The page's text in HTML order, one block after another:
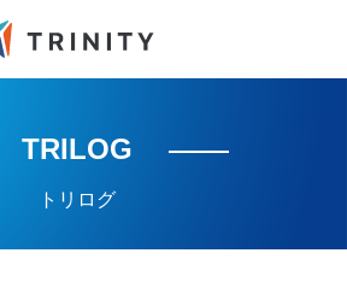
TRILOG
トリログ